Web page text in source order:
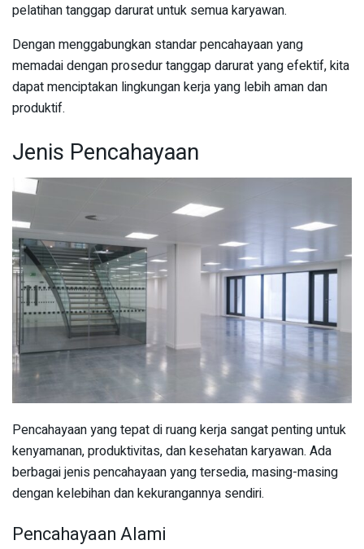
pelatihan tanggap darurat untuk semua karyawan.
Dengan menggabungkan standar pencahayaan yang
memadai dengan prosedur tanggap darurat yang efektif, kita
dapat menciptakan lingkungan kerja yang lebih aman dan
produktif.
Jenis Pencahayaan
Pencahayaan yang tepat di ruang kerja sangat penting untuk
kenyamanan, produktivitas, dan kesehatan karyawan. Ada
berbagai jenis pencahayaan yang tersedia, masing-masing
dengan kelebihan dan kekurangannya sendiri.
Pencahayaan Alami